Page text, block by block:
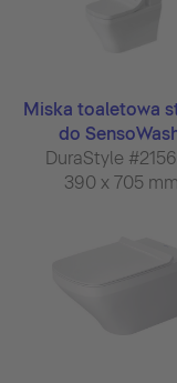
Miska toaletowa
do
DuraStyle
390 x 705 mm